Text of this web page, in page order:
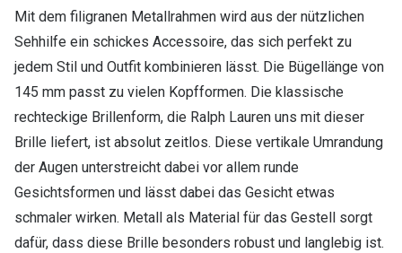
Mit dem filigranen Metallrahmen wird aus der nützlichen
Sehhilfe ein schickes Accessoire, das sich perfekt zu
jedem Stil und Outfit kombinieren lässt. Die Bügellänge von
145 mm passt zu vielen Kopfformen. Die klassische
rechteckige Brillenform, die Ralph Lauren uns mit dieser
Brille liefert, ist absolut zeitlos. Diese vertikale Umrandung
der Augen unterstreicht dabei vor allem runde
Gesichtsformen und lässt dabei das Gesicht etwas
schmaler wirken. Metall als Material für das Gestell sorgt
dafür, dass diese Brille besonders robust und langlebig ist.